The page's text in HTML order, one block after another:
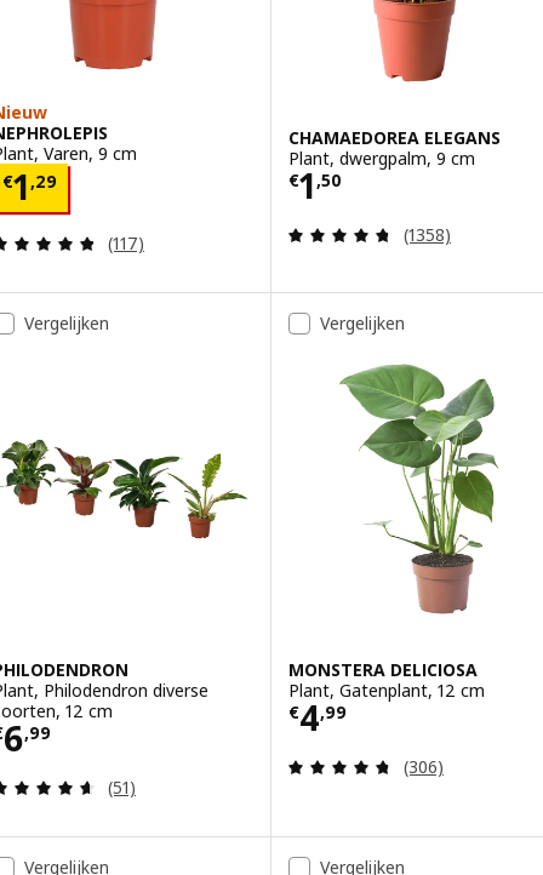
Varen, 9 cm
€1,29€ 1,29
Beoordeling: 4.8 van 5 sterren. Totaal
(117)
CHAMAEDOREA ELEGANS
Plant, dwergpalm, 9 cm
€1,50
Prijs € 1,50
Beoordeling:
(1358)
Vergelijken
Philodendron diverse
12 cm
6,99 € 6,99
Beoordeling: 4.6 van 5 sterren. Totaal
(51)
Vergelijken
MONSTERA DELICIOSA
Plant, Gatenplant, 12 cm
€4,99
Prijs € 4,99
Beoordeling:
(306)
Vergelijken Vergelijken